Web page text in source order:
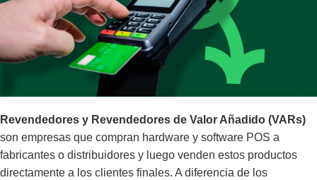
Revendedores y Revendedores de Valor Añadido (VARs)
son empresas que compran hardware y software POS a
fabricantes o distribuidores y luego venden estos productos
directamente a los clientes finales. A diferencia de los